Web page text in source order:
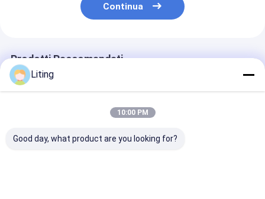
Continua
Prodotti Raccomandati
Liting
10:00 PM
Good day, what product are you looking for?